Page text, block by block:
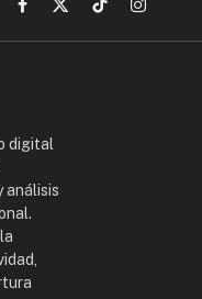
Facebook
X
(Twitter)
TikTokInstagram
digital
análisis